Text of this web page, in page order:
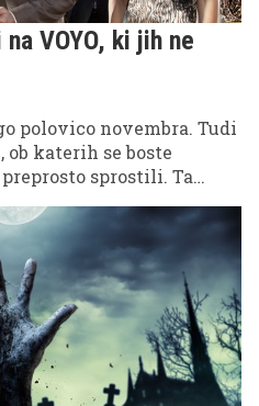
VOYO, ki jih ne
polovico novembra. Tudi
katerih se boste
sprostili. Ta
Sweeney, naslednji
Alicio Vikander v vlogi
bomo druge sezone
je uporabnike VOYO
ljubitelje boksa pa bo v
boksarski
Night 1, kjer se bodo
boksarji in boksarke.